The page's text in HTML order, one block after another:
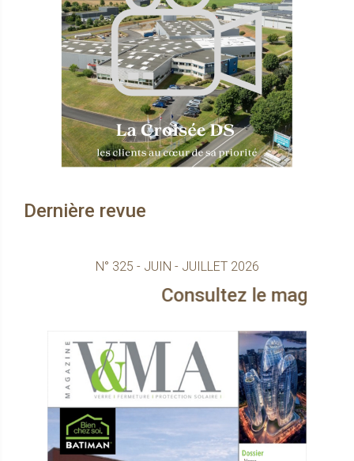
Dernière revue
N° 325 - JUIN - JUILLET 2026
Consultez le magazine